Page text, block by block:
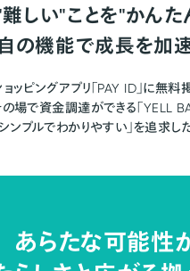
しい"ことを"かんた
の機能で成長を加
ッピングアプリ「PAY ID」に無料
の場で資金調達ができる「YELL
シンプルでわかりやすい」を追求し
あらたな可能性が